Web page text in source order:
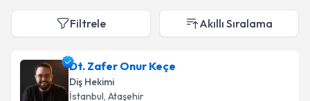
Filtrele Akıllı Sıralama
Dt. Zafer Onur Keçe
Diş Hekimi
İstanbul, Ataşehir